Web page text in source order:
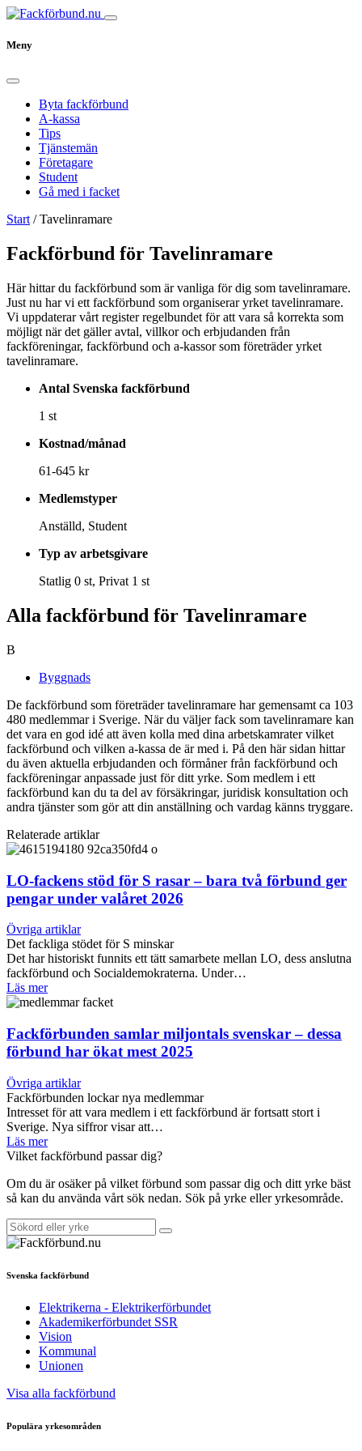
Meny
Byta fackförbund
A-kassa
Tips
Tjänstemän
Företagare
Student
Gå med i facket
Start /Tavelinramare
Fackförbund för Tavelinramare
Här hittar du fackförbund som är vanliga för dig som tavelinramare.
Just nu har vi ett fackförbund som organiserar yrket tavelinramare.
Vi uppdaterar vårt register regelbundet för att vara så korrekta som
möjligt när det gäller avtal, villkor och erbjudanden från
fackföreningar, fackförbund och a-kassor som företräder yrket
tavelinramare.
Antal Svenska fackförbund
1 st
Kostnad/månad
61-645 kr
Medlemstyper
Anställd, Student
Typ av arbetsgivare
Statlig 0 st, Privat 1 st
Alla fackförbund för Tavelinramare
B
Byggnads
De fackförbund som företräder tavelinramare har gemensamt ca 103
480 medlemmar i Sverige. När du väljer fack som tavelinramare kan
det vara en god idé att även kolla med dina arbetskamrater vilket
fackförbund och vilken a-kassa de är med i. På den här sidan hittar
du även aktuella erbjudanden och förmåner från fackförbund och
fackföreningar anpassade just för ditt yrke. Som medlem i ett
fackförbund kan du ta del av försäkringar, juridisk konsultation och
andra tjänster som gör att din anställning och vardag känns tryggare.
Relaterade artiklar
LO-fackens stöd för S rasar – bara två förbund ger
pengar under valåret 2026
Övriga artiklar
Det fackliga stödet för S minskar
Det har historiskt funnits ett tätt samarbete mellan LO, dess anslutna
fackförbund och Socialdemokraterna. Under…
Läs mer
Fackförbunden samlar miljontals svenskar – dessa
förbund har ökat mest 2025
Övriga artiklar
Fackförbunden lockar nya medlemmar
Intresset för att vara medlem i ett fackförbund är fortsatt stort i
Sverige. Nya siffror visar att…
Läs mer
Vilket fackförbund passar dig?
Om du är osäker på vilket förbund som passar dig och ditt yrke bäst
så kan du använda vårt sök nedan. Sök på yrke eller yrkesområde.
Svenska fackförbund
Elektrikerna - Elektrikerförbundet
Akademikerförbundet SSR
Vision
Kommunal
Unionen
Visa alla fackförbund
Populära yrkesområden